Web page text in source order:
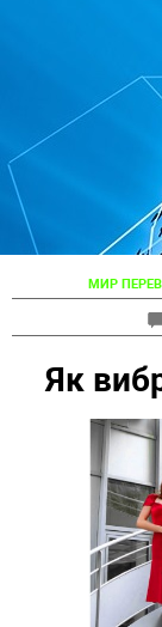
МИР
Як